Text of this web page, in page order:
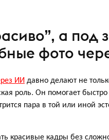
а под
фото
ИИдавно делают не
роль. Он помогает
пара в той или иной
красивые кадры без